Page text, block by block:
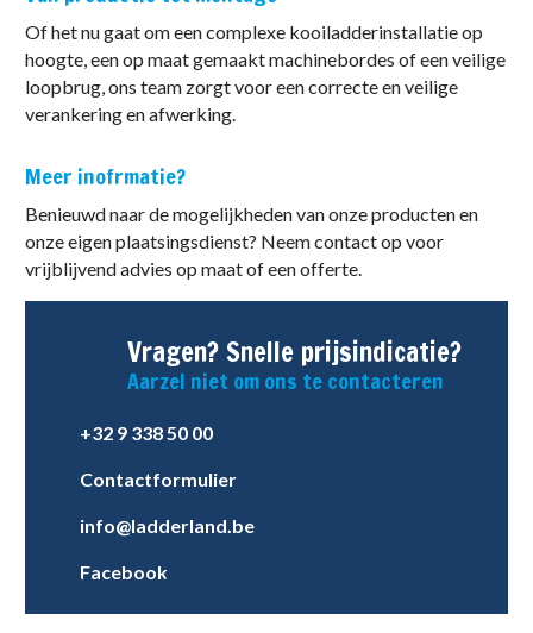
Of het nu gaat om een complexe kooiladderinstallatie op
hoogte, een op maat gemaakt machinebordes of een veilige
loopbrug, ons team zorgt voor een correcte en veilige
verankering en afwerking.
Meer inofrmatie?
Benieuwd naar de mogelijkheden van onze producten en
onze eigen plaatsingsdienst? Neem contact op voor
vrijblijvend advies op maat of een offerte.
Vragen? Snelle prijsindicatie?
Aarzel niet om ons te contacteren
+32 9 338 50 00
Contactformulier
info@ladderland.be
Facebook